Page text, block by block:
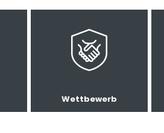
Wettbewerb